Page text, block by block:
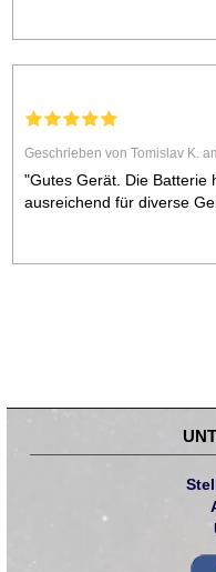
Geschrieben von Tomislav K.
"Gutes Gerät. Die Batterie
ausreichend für diverse